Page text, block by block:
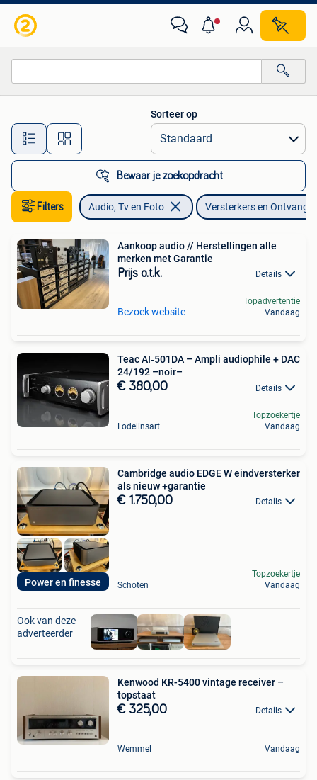
Alle afstanden…
Sorteer op
Bewaar je zoekopdracht
Filters Audio, Tv en Foto Versterkers en
Aankoop audio // Herstellingen alle
merken met Garantie
Prijs o.t.k. Details
Bezoek website
Topadvertentie
Vandaag
Teac AI‑501DA – Ampli audiophile + DAC
24/192 –noir–
€ 380,00 Details
Lodelinsart
Topzoekertje
Vandaag
Power en finesse
Cambridge audio EDGE W eindversterker
als nieuw +garantie
€ 1.750,00 Details
Schoten
Topzoekertje
Vandaag
Ook van deze
adverteerder
Kenwood KR-5400 vintage receiver –
topstaat
€ 325,00 Details
Wemmel Vandaag